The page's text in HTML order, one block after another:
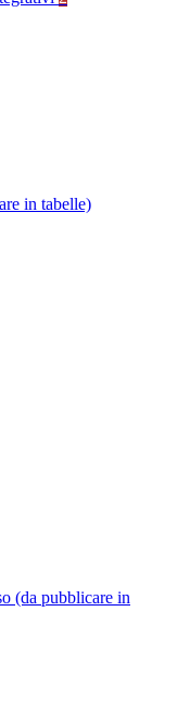
in tabelle)
(da pubblicare in